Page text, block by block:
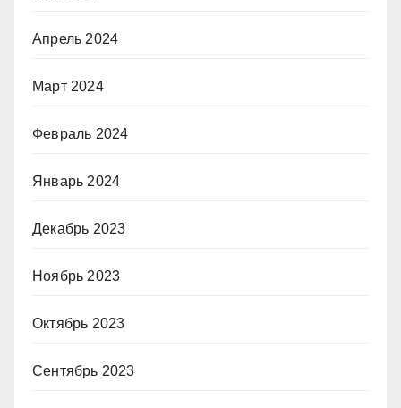
Апрель 2024
Март 2024
Февраль 2024
Январь 2024
Декабрь 2023
Ноябрь 2023
Октябрь 2023
Сентябрь 2023